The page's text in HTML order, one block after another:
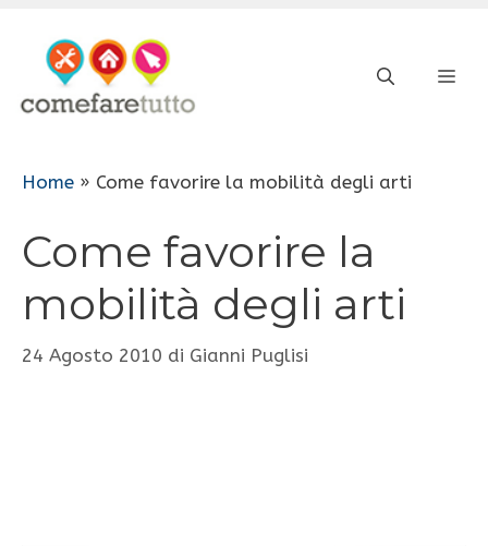
contenuto
Home » Come favorire la mobilità degli arti
Come favorire la
mobilità degli arti
24 Agosto 2010 di Gianni Puglisi